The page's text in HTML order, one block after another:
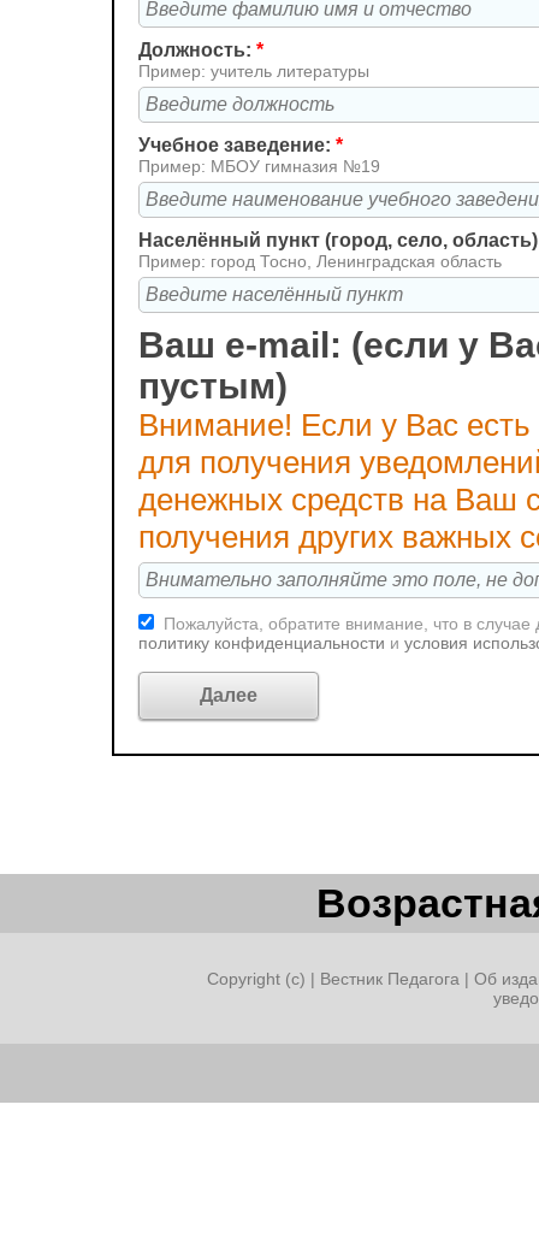
Должность: *
Пример: учитель литературы
Учебное заведение: *
Пример: МБОУ гимназия №19
Населённый пункт (город, село,
Пример: город Тосно, Ленинградская область
Ваш e-mail: (если у
пустым)
Внимание! Если у Вас
для получения
денежных средств на Ваш
получения других важных
Пожалуйста, обратите внимание, что в
политику конфиденциальности и условия
Copyright (c) | Вестник Педагога | Об